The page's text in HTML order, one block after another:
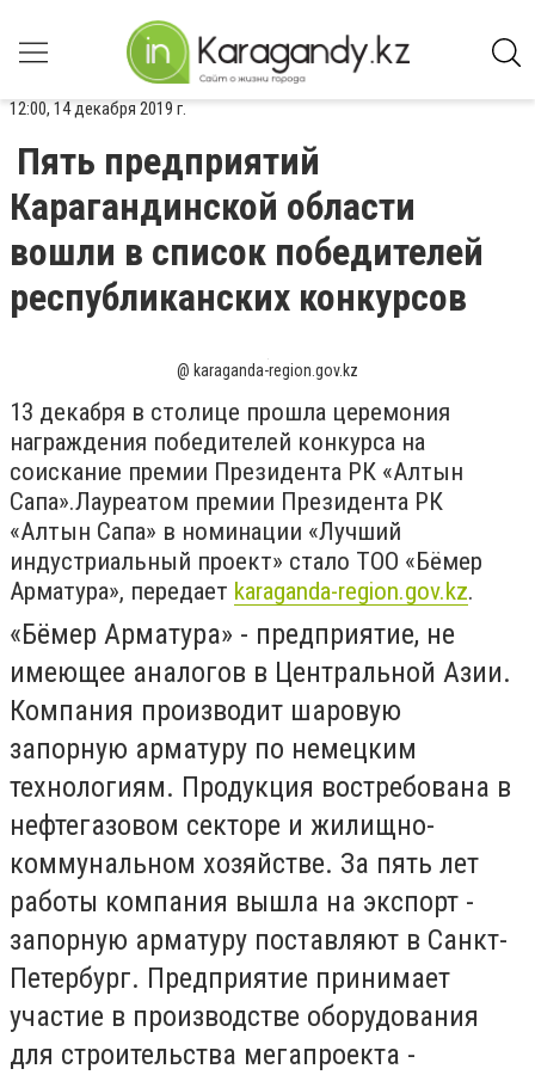
12:00, 14 декабря 2019 г.
Пять предприятий
Карагандинской области
вошли в список победителей
республиканских конкурсов
@ karaganda-region.gov.kz
13 декабря в столице прошла церемония
награждения победителей конкурса на
соискание премии Президента РК «Алтын
Сапа».Лауреатом премии Президента РК
«Алтын Сапа» в номинации «Лучший
индустриальный проект» стало ТОО «Бёмер
Арматура», передает karaganda-region.gov.kz.
«Бёмер Арматура» - предприятие, не
имеющее аналогов в Центральной Азии.
Компания производит шаровую
запорную арматуру по немецким
технологиям. Продукция востребована в
нефтегазовом секторе и жилищно-
коммунальном хозяйстве. За пять лет
работы компания вышла на экспорт -
запорную арматуру поставляют в Санкт-
Петербург. Предприятие принимает
участие в производстве оборудования
для строительства мегапроекта -